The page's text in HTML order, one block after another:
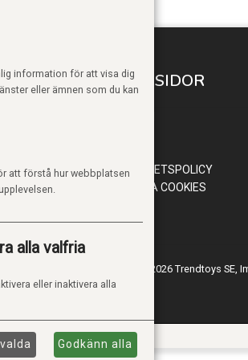
MINA SIDOR
INTEGRITETSPOLICY
HANTERA COOKIES
© 2026 Trendtoys SE,
information för att visa dig
eller ämnen som du kan
att förstå hur webbplatsen
alla valfria
eller inaktivera alla
Godkänn alla